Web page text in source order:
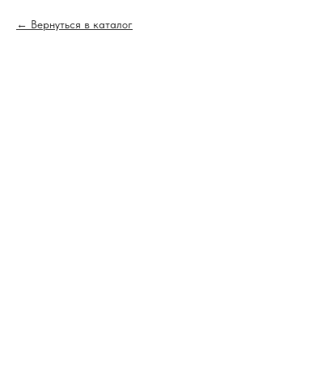
Вернуться в каталог